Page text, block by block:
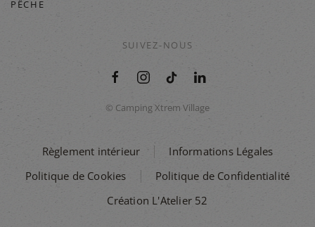
PÊCHE
SUIVEZ-NOUS
© Camping Xtrem Village
Règlement intérieur
Informations Légales
Politique de Cookies
Politique de Confidentialité
Création L'Atelier 52